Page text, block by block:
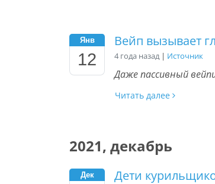
Янв
12
Вейп вызывает
4 года назад | Источник
Даже пассивный
Читать далее
2021, декабрь
Дек Дети